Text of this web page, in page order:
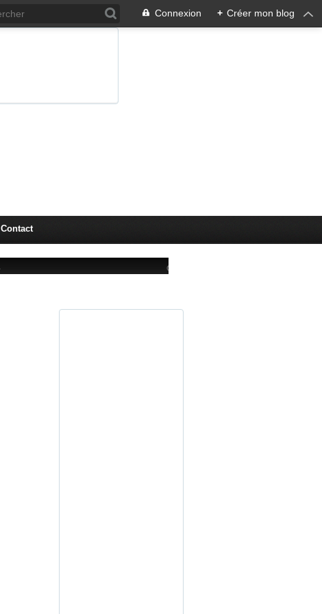
Connexion + Créer mon blog
Contact